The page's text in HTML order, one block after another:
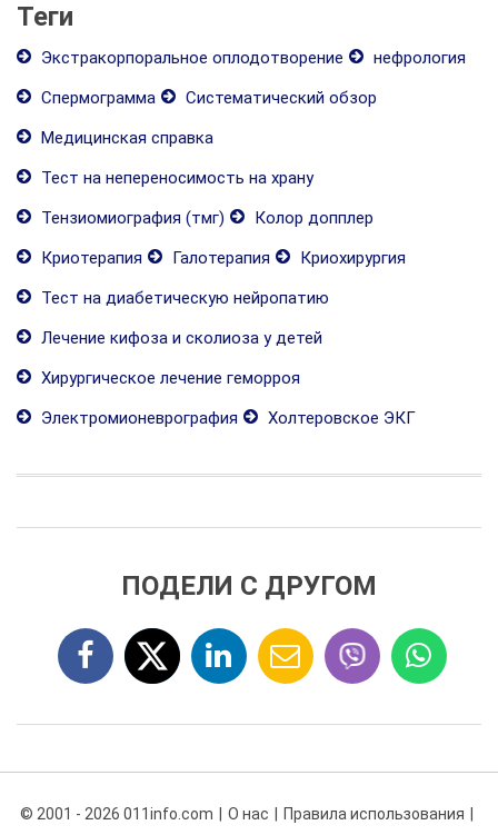
Теги
Экстракорпоральное оплодотворение
нефрология
Спермограмма
Систематический обзор
Медицинская справка
Тест на непереносимость на храну
Тензиомиография (тмг)
Колор допплер
Криотерапия
Галотерапия
Криохирургия
Тест на диабетическую нейропатию
Лечение кифоза и сколиоза у детей
Хирургическое лечение геморроя
Электромионеврография
Холтеровское ЭКГ
ПОДЕЛИ С ДРУГОМ
© 2001 - 2026 011info.com О нас Правила использования